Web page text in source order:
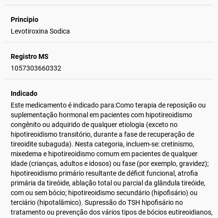
Principio
Levotiroxina Sodica
Registro MS
1057303660332
Indicado
Este medicamento é indicado para:Como terapia de reposição ou
suplementação hormonal em pacientes com hipotireoidismo
congênito ou adquirido de qualquer etiologia (exceto no
hipotireoidismo transitório, durante a fase de recuperação de
tireoidite subaguda). Nesta categoria, incluem-se: cretinismo,
mixedema e hipotireoidismo comum em pacientes de qualquer
idade (crianças, adultos e idosos) ou fase (por exemplo, gravidez);
hipotireoidismo primário resultante de déficit funcional, atrofia
primária da tireóide, ablação total ou parcial da glândula tireóide,
com ou sem bócio; hipotireoidismo secundário (hipofisário) ou
terciário (hipotalâmico). Supressão do TSH hipofisário no
tratamento ou prevenção dos vários tipos de bócios eutireoidianos,